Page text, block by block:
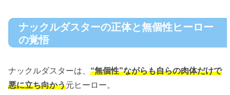
ナックルダスターの正体と無個性ヒーロー
の覚悟
ナックルダスターは、 “無個性”ながらも自らの肉体だけで
悪に立ち向かう元ヒーロー。